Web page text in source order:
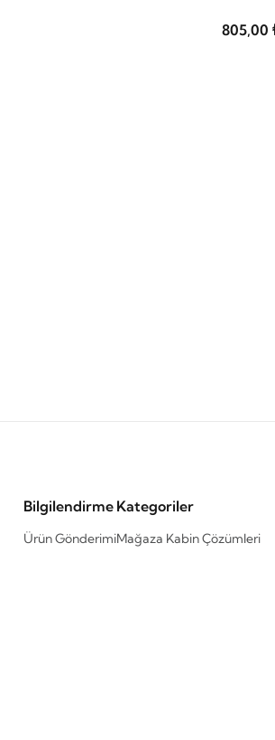
805,00
Bilgilendirme
Ürün Gönderimi
Kategoriler
Mağaza Kabin Çözümleri